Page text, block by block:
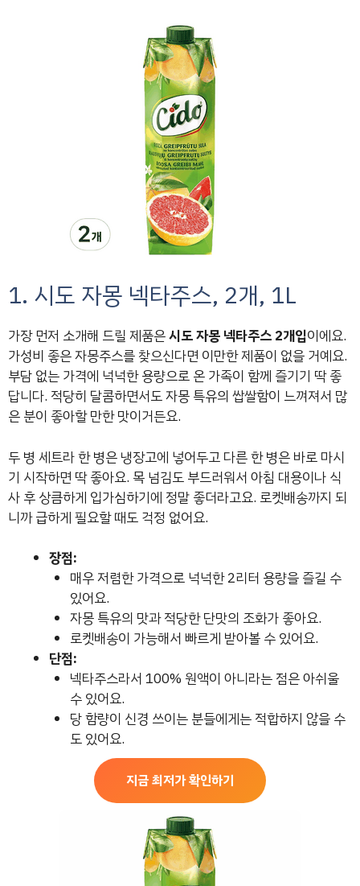
1. 시도 자몽 넥타주스, 2개, 1L
가장 먼저 소개해 드릴 제품은시도 자몽 넥타주스 2개입이에요.
가성비 좋은 자몽주스를 찾으신다면 이만한 제품이 없을 거예요.
부담 없는 가격에 넉넉한 용량으로 온 가족이 함께 즐기기 딱 좋
답니다. 적당히 달콤하면서도 자몽 특유의 쌉쌀함이 느껴져서 많
은 분이 좋아할 만한 맛이거든요.
두 병 세트라 한 병은 냉장고에 넣어두고 다른 한 병은 바로 마시
기 시작하면 딱 좋아요. 목 넘김도 부드러워서 아침 대용이나 식
사 후 상큼하게 입가심하기에 정말 좋더라고요. 로켓배송까지 되
니까 급하게 필요할 때도 걱정 없어요.
장점:
매우 저렴한 가격으로 넉넉한 2리터 용량을 즐길 수
있어요.
자몽 특유의 맛과 적당한 단맛의 조화가 좋아요.
로켓배송이 가능해서 빠르게 받아볼 수 있어요.
단점:
넥타주스라서 100% 원액이 아니라는 점은 아쉬울
수 있어요.
당 함량이 신경 쓰이는 분들에게는 적합하지 않을 수
도 있어요.
지금 최저가 확인하기